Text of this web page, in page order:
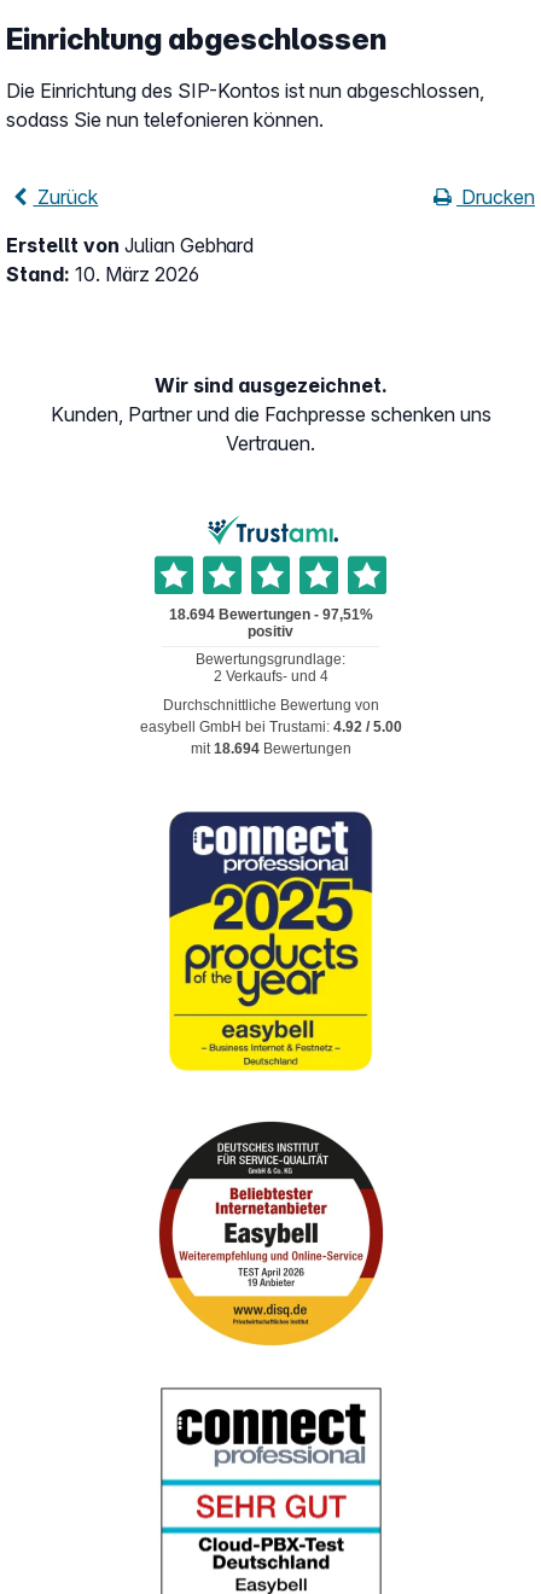
Einrichtung abgeschlossen
Die Einrichtung des SIP-Kontos ist nun abgeschlossen,
sodass Sie nun telefonieren können.
Zurück
Drucken
Erstellt von Julian Gebhard
Stand: 10. März 2026
Wir sind ausgezeichnet.
Kunden, Partner und die Fachpresse schenken uns
Vertrauen.
Durchschnittliche Bewertung von
easybell GmbH bei Trustami: 4.92/ 5.00
mit18.694 Bewertungen